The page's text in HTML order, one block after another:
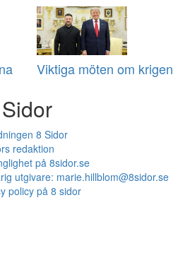
Viktiga möten om krigen
8 Sidor
redaktion
på 8sidor.se
utgivare: marie.hillblom@8sidor.se
policy på 8 sidor